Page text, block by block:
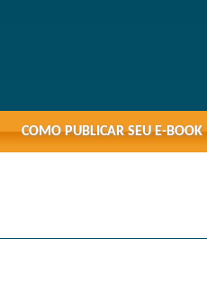
COMO PUBLICAR SEU E-BOOK